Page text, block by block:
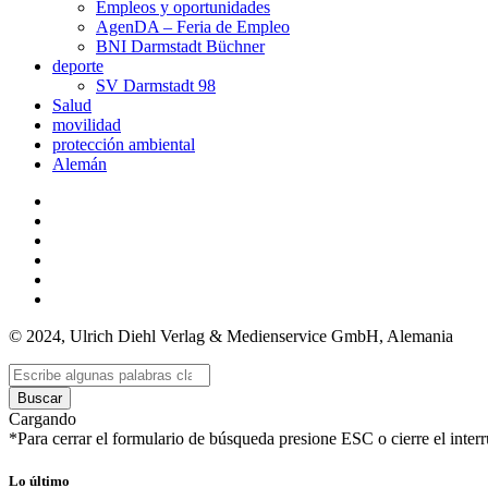
Empleos y oportunidades
AgenDA – Feria de Empleo
BNI Darmstadt Büchner
deporte
SV Darmstadt 98
Salud
movilidad
protección ambiental
Alemán
© 2024, Ulrich Diehl Verlag & Medienservice GmbH, Alemania
Buscar
Cargando
*Para cerrar el formulario de búsqueda presione ESC o cierre el
Lo último